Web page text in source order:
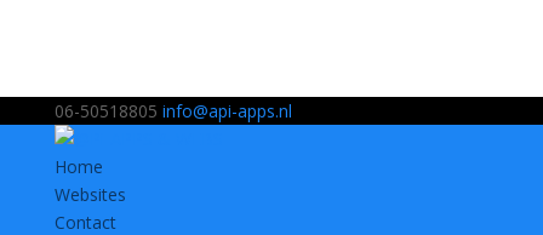
06-50518805 info@api-apps.nl
Home
Websites
Contact